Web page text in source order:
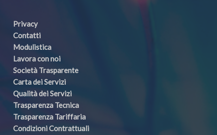
Privacy
Contatti
Modulistica
Lavora con noi
Società Trasparente
Carta dei Servizi
Qualità dei Servizi
Trasparenza Tecnica
Trasparenza Tariffaria
Condizioni Contrattuali